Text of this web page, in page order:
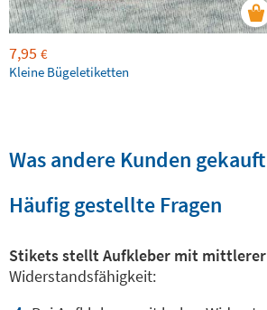
7,95 €
Kleine Bügeletiketten
Was andere Kunden
Häufig gestellte Fragen
Stikets stellt Aufkleber mit mittlerer
Widerstandsfähigkeit: